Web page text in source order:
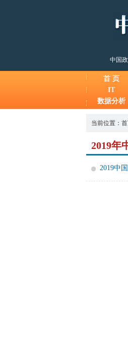
中国
首 页
IT
数据分析
当前位置：
2019年
2019中